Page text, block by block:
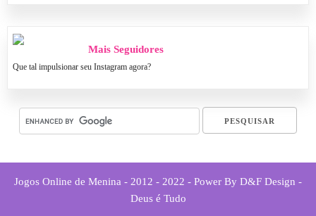
Mais Seguidores
Que tal impulsionar seu Instagram agora?
Jogos Online de Menina - 2012 - 2022 - Power By D&F Design -
Deus é Tudo